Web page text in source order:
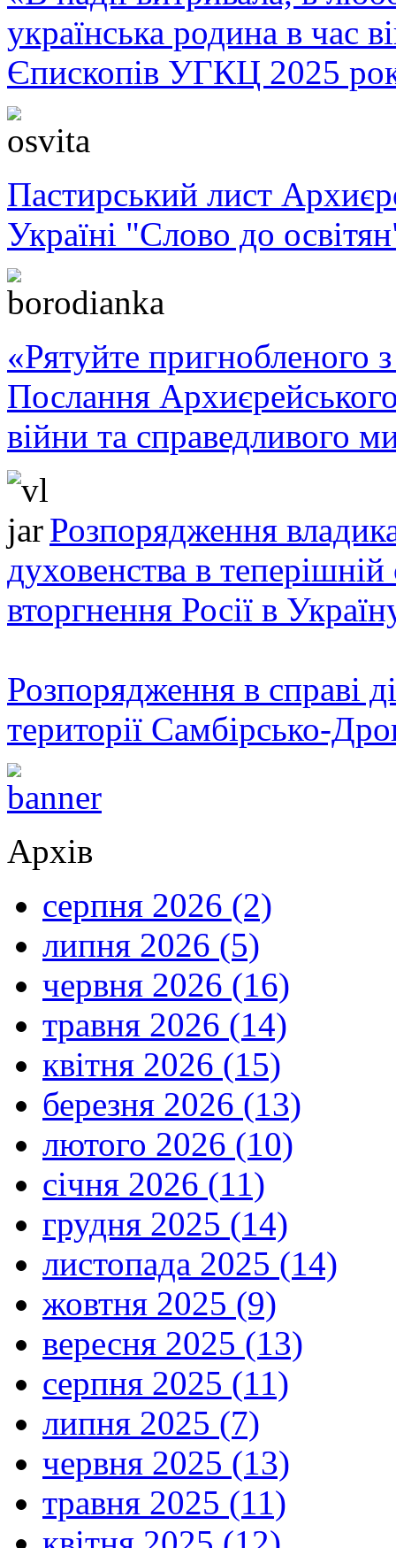
українська родина в час
Єпископів УГКЦ 2025
Пастирський лист
Україні "Слово до
«Рятуйте пригнобленого
Послання
війни та справедливого
Розпорядження
духовенства в теперішній
вторгнення Росії в
Розпорядження в справі
території Самбірсько-
Архів
серпня 2026 (2)
липня 2026 (5)
червня 2026 (16)
травня 2026 (14)
квітня 2026 (15)
березня 2026 (13)
лютого 2026 (10)
січня 2026 (11)
грудня 2025 (14)
листопада 2025 (14)
жовтня 2025 (9)
вересня 2025 (13)
серпня 2025 (11)
липня 2025 (7)
червня 2025 (13)
травня 2025 (11)